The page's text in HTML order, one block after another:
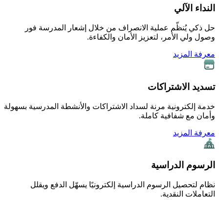
النداء الآلي
حل ذكي يُنظّم عملية الانصراف من خلال إشعار المدرسة فور
وصول ولي الأمر، لتعزيز الأمان والكفاءة.
معرفة المزيد
تسديد الاشتراكات
خدمة إلكترونية مرنة لسداد الاشتراكات والأنشطة المدرسية بسهولة
وأمان مع شفافية كاملة.
معرفة المزيد
الرسوم الدراسية
نظام لتحصيل الرسوم الدراسية إلكترونيًا يسهّل الدفع ويقلل
التعاملات النقدية.